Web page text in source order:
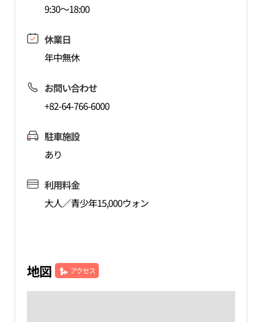
9:30～18:00
休業日
年中無休
お問い合わせ
+82-64-766-6000
駐車施設
あり
利用料金
大人／青少年15,000ウォン
地図 アクセス